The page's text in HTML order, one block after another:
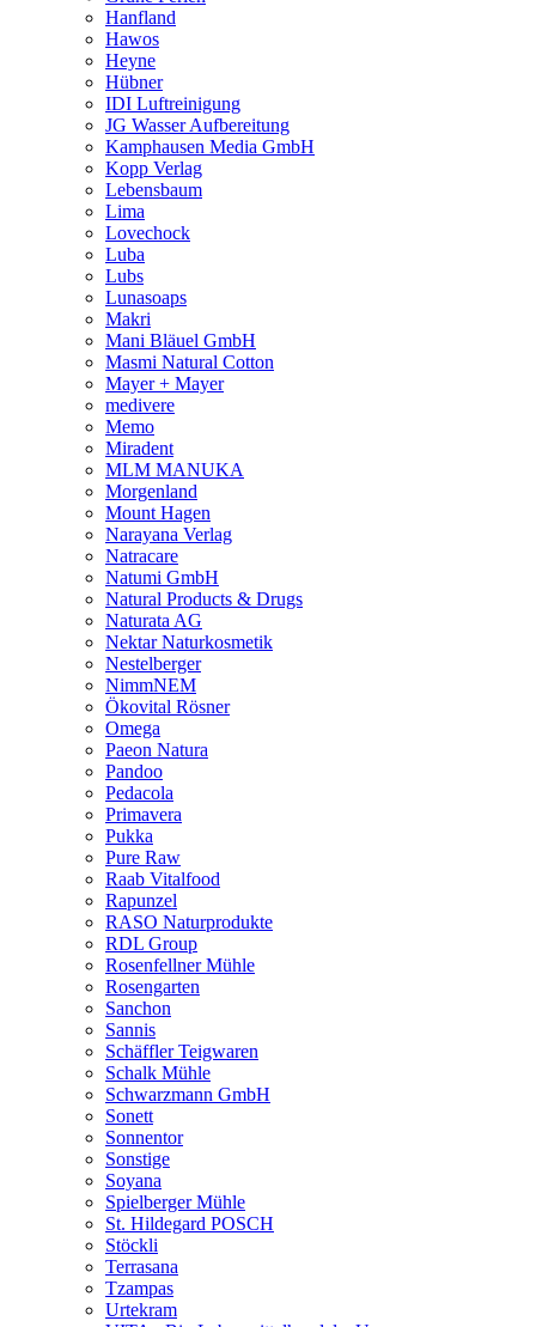
Hanfland
Hawos
Heyne
Hübner
IDI Luftreinigung
JG Wasser Aufbereitung
Kamphausen Media GmbH
Kopp Verlag
Lebensbaum
Lima
Lovechock
Luba
Lubs
Lunasoaps
Makri
Mani Bläuel GmbH
Masmi Natural Cotton
Mayer + Mayer
medivere
Memo
Miradent
MLM MANUKA
Morgenland
Mount Hagen
Narayana Verlag
Natracare
Natumi GmbH
Natural Products & Drugs
Naturata AG
Nektar Naturkosmetik
Nestelberger
NimmNEM
Ökovital Rösner
Omega
Paeon Natura
Pandoo
Pedacola
Primavera
Pukka
Pure Raw
Raab Vitalfood
Rapunzel
RASO Naturprodukte
RDL Group
Rosenfellner Mühle
Rosengarten
Sanchon
Sannis
Schäffler Teigwaren
Schalk Mühle
Schwarzmann GmbH
Sonett
Sonnentor
Sonstige
Soyana
Spielberger Mühle
St. Hildegard POSCH
Stöckli
Terrasana
Tzampas
Urtekram